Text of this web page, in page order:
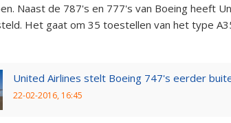
Naast de 787's en 777's van Boeing heeft
Het gaat om 35 toestellen van het type
United Airlines stelt Boeing 747's eerder
22-02-2016, 16:45